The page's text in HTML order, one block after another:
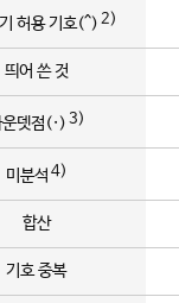
허용 기호(^)2)
띄어 쓴 것
뎃점(·)3)
미분석 4)
합산
기호 중복